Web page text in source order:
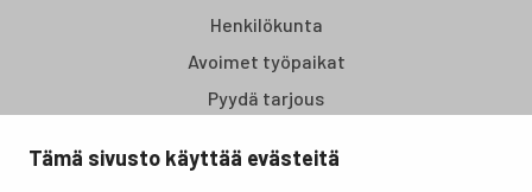
Tämä sivusto käyttää evästeitä
Henkilökunta
Avoimet työpaikat
Pyydä tarjous